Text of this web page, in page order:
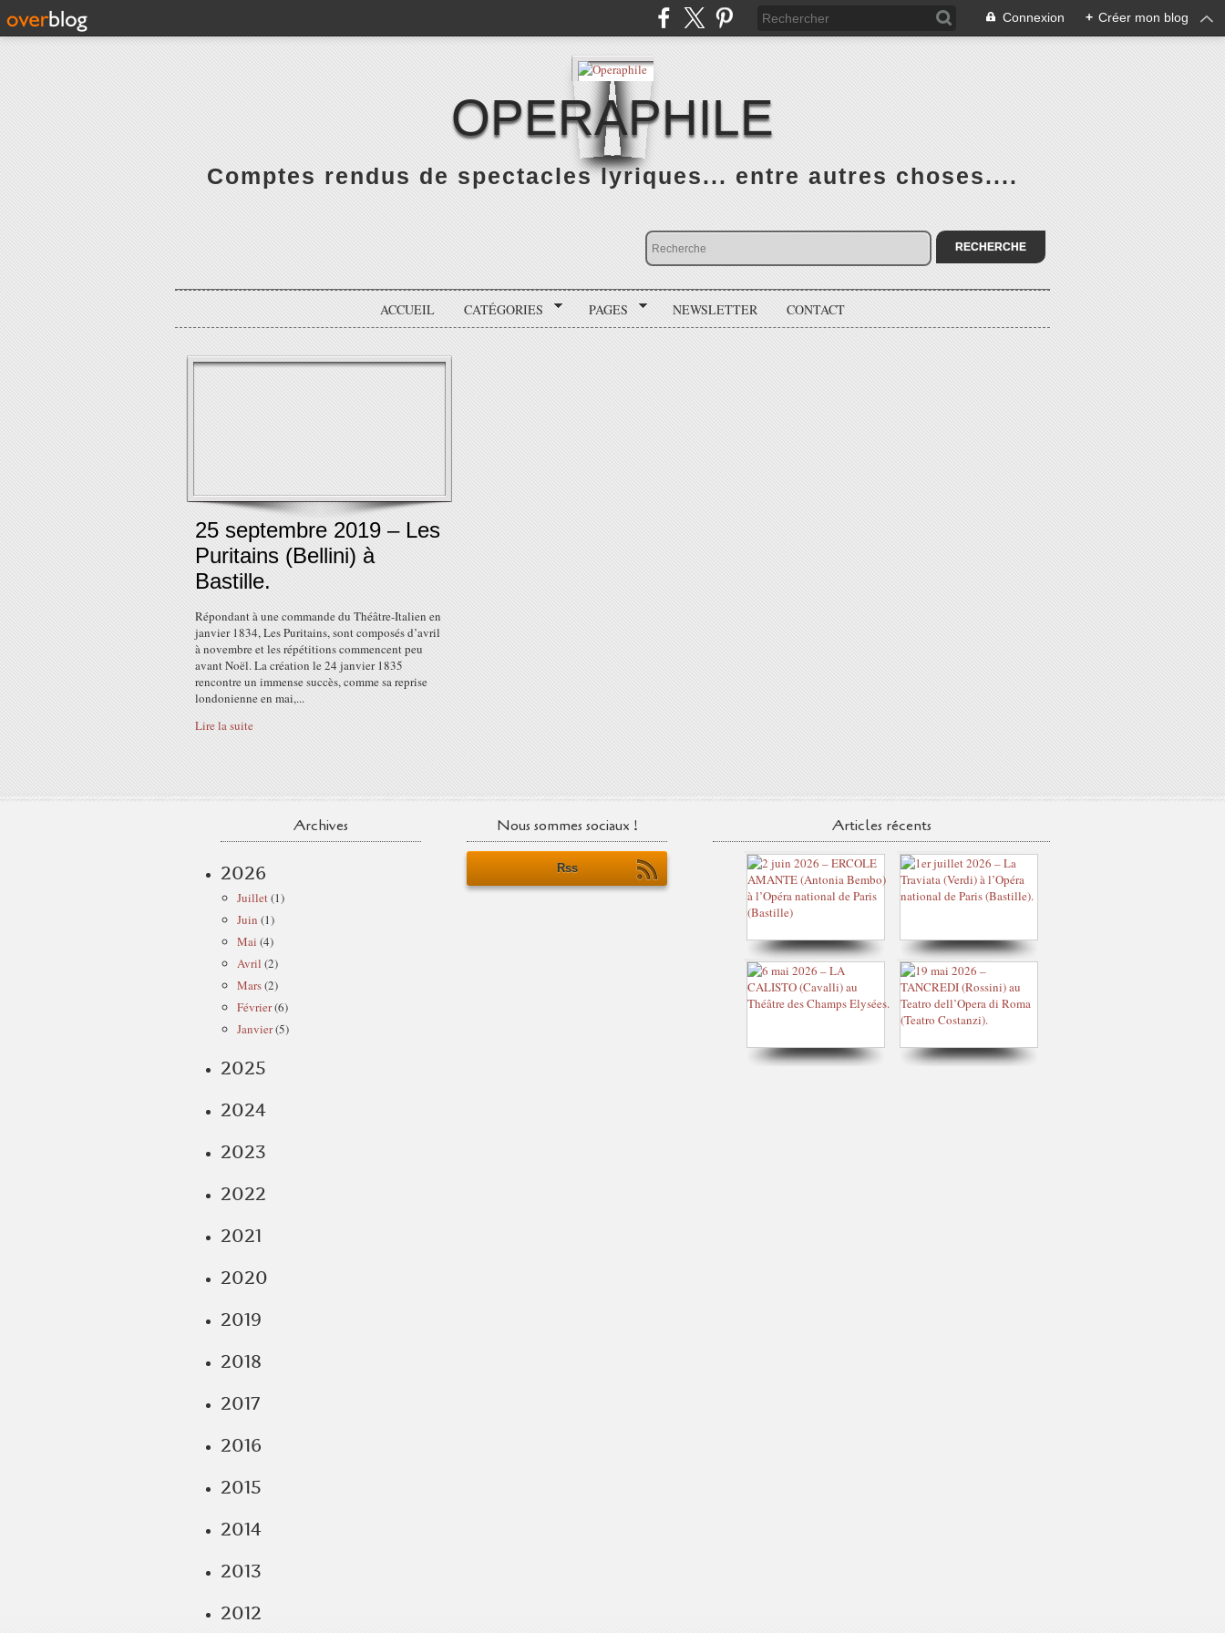
Connexion + Créer mon blog
OPERAPHILE
Comptes rendus de spectacles lyriques... entre autres choses....
ACCUEIL CATÉGORIES PAGES NEWSLETTER CONTACT
25 septembre 2019 – Les
Puritains (Bellini) à
Bastille.
Répondant à une commande du Théâtre-Italien en
janvier 1834, Les Puritains, sont composés d’avril
à novembre et les répétitions commencent peu
avant Noël. La création le 24 janvier 1835
rencontre un immense succès, comme sa reprise
londonienne en mai,...
Lire la suite
Archives
2026
Juillet(1)
Juin (1)
Mai (4)
Avril (2)
Mars(2)
Février(6)
Janvier(5)
2025
2024
2023
2022
2021
2020
2019
2018
2017
2016
2015
2014
2013
2012
Nous sommes sociaux !
Rss
Articles récents